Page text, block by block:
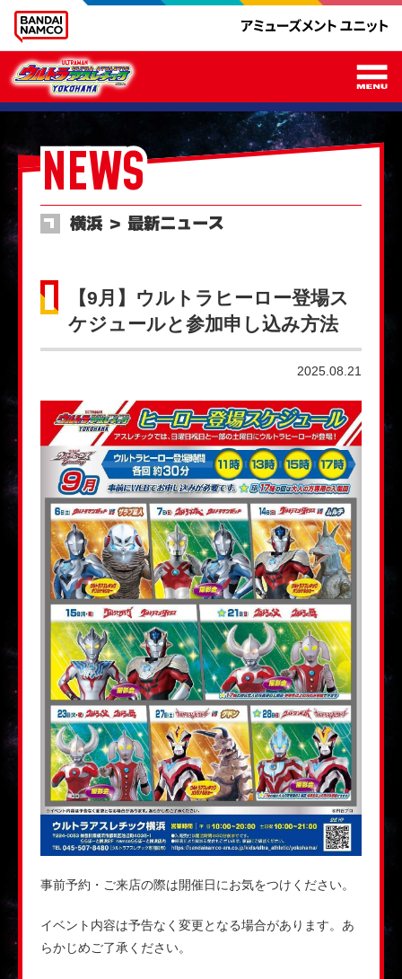
NEWS
横浜 ＞ 最新ニュース
【9月】ウルトラヒーロー登場ス
ケジュールと参加申し込み方法
2025.08.21
事前予約・ご来店の際は開催日にお気をつけください。
イベント内容は予告なく変更となる場合があります。あ
らかじめご了承ください。